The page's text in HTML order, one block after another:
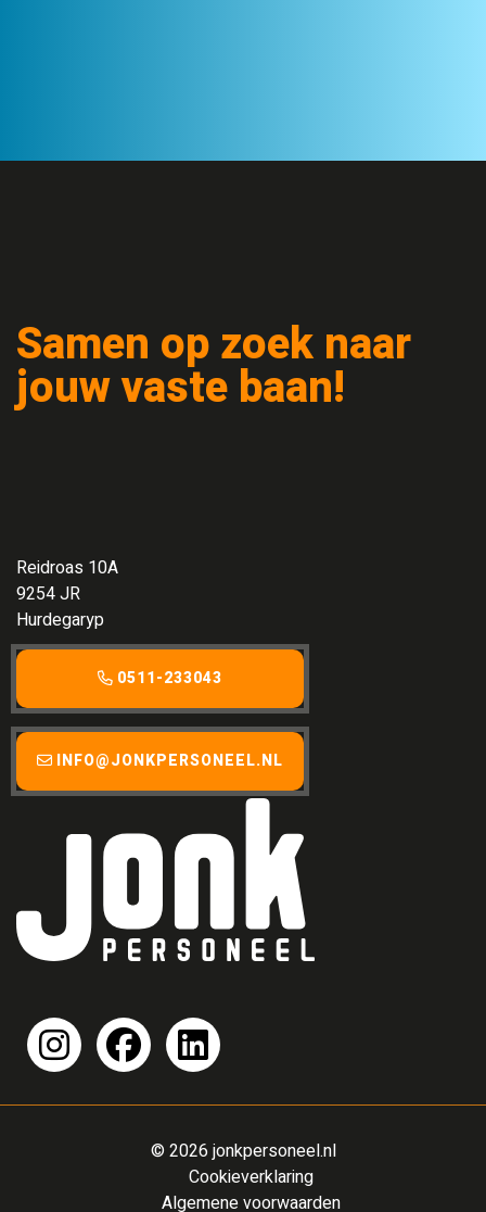
Samen op zoek naar
jouw vaste baan!
Reidroas 10A
9254 JR
Hurdegaryp
0511-233043
INFO@JONKPERSONEEL.NL
© 2026 jonkpersoneel.nl
Cookieverklaring
Algemene voorwaarden